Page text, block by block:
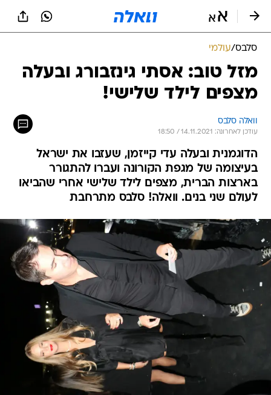
סלבס/עולמי
מזל טוב: אסתי גינזבורג ובעלה
מצפים לילד שלישי!
וואלה סלבס
עודכן לאחרונה: 14.11.2021 / 18:50
הדוגמנית ובעלה עדי קייזמן, שעזבו את ישראל
בעיצומה של מגפת הקורונה ועברו להתגורר
בארצות הברית, מצפים לילד שלישי אחרי שהביאו
לעולם שני בנים. וואלה! סלבס מתרחבת